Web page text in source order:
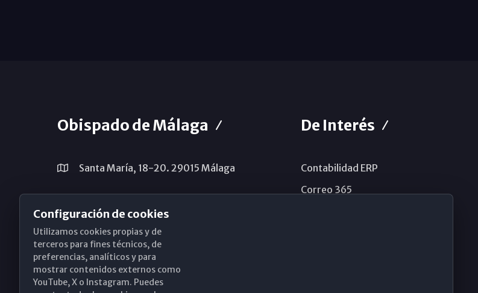
Obispado de Málaga
Santa María, 18-20. 29015 Málaga
(+34) 952 224 386
obispado@diocesismalaga.es
De Interés
Contabilidad ERP
Correo 365
Configuración de cookies
Utilizamos cookies propias y de
terceros para fines técnicos, de
preferencias, analíticos y para
mostrar contenidos externos como
YouTube, X o Instagram. Puedes